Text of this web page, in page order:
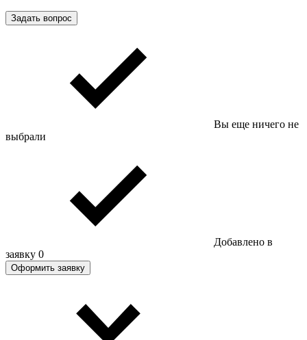
Задать вопрос
Вы еще ничего не
выбрали
Добавлено в
заявку 0
Оформить заявку